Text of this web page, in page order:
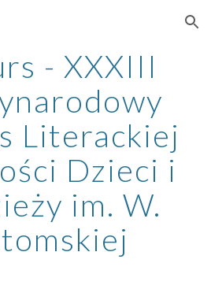
Skip to navigation
- XXXIII
Literackiej
Dzieci i
im. W.